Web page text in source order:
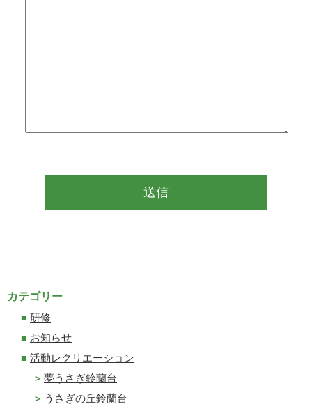
カテゴリー
研修
お知らせ
活動レクリエーション
夢うさぎ鈴蘭台
うさぎの丘鈴蘭台